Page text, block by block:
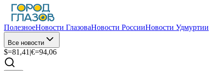
ПолезноеНовости ГлазоваНовости РоссииНовости Удмуртии
Все новости
$=81,41 |€=94,06